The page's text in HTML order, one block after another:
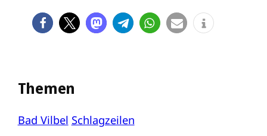
Themen
Bad Vilbel Schlagzeilen